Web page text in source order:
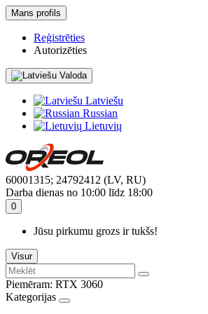
Mans profils
Reģistrēties
Autorizēties
Valoda
Latviešu
Russian
Lietuvių
60001315; 24792412 (LV, RU)
Darba dienas no 10:00 līdz 18:00
0
Jūsu pirkumu grozs ir tukšs!
Visur
Piemēram: RTX 3060
Kategorijas